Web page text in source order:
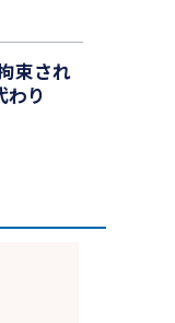
束され
わり